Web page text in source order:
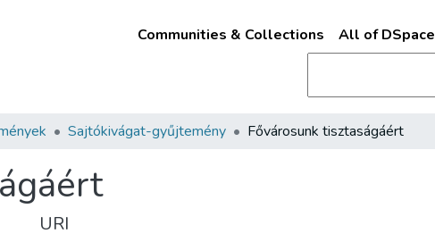
Communities & Collections All of DSpace
Sajtókivágat-gyűjtemény Fővárosunk tisztaságáért
URI